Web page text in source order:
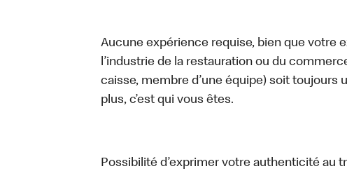
Aucune expérience requise, bien que votre
l’industrie de la restauration ou du
caisse, membre d’une équipe) soit toujours
plus, c’est qui vous êtes.
Possibilité d’exprimer votre authenticité au